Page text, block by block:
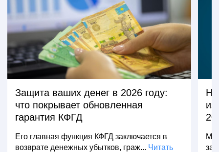
Защита ваших денег в 2026 году:
что покрывает обновленная
гарантия КФГД
Его главная функция КФГД заключается в
возврате денежных убытков, граж... Читать